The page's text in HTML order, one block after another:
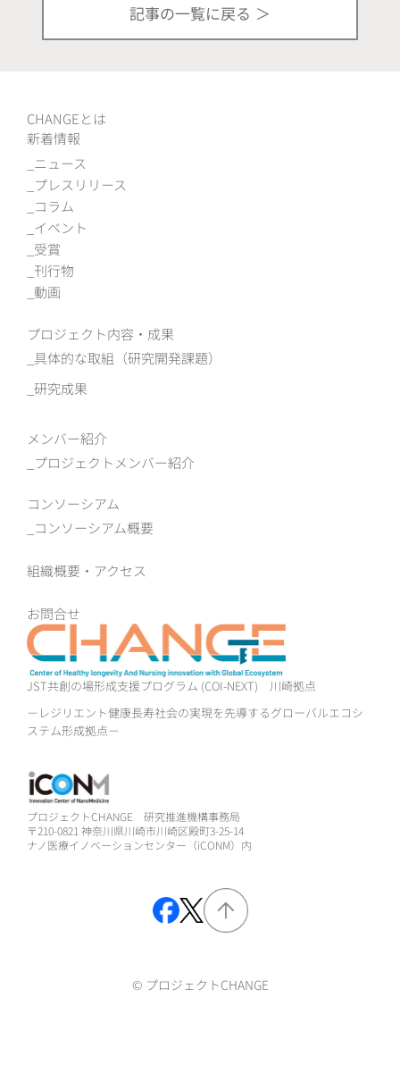
記事の一覧に戻る
JST共創の場形成支援プログラム (COI-NEXT) 川崎拠点
－レジリエント健康長寿社会の実現を先導するグローバルエコシ
ステム形成拠点－
CHANGEとは
新着情報
ニュース
プレスリリース
コラム
イベント
受賞
刊行物
動画
プロジェクト内容・成果
具体的な取組（研究開発課題）
研究成果
メンバー紹介
プロジェクトメンバー紹介
コンソーシアム
コンソーシアム概要
組織概要‧アクセス
お問合せ
プロジェクトCHANGE 研究推進機構事務局
〒210-0821 神奈川県川崎市川崎区殿町3-25-14
ナノ医療イノベーションセンター（iCONM）内
© プロジェクトCHANGE